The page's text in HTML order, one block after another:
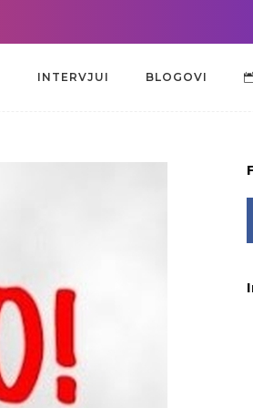
INTERVJUI BLOGOVI